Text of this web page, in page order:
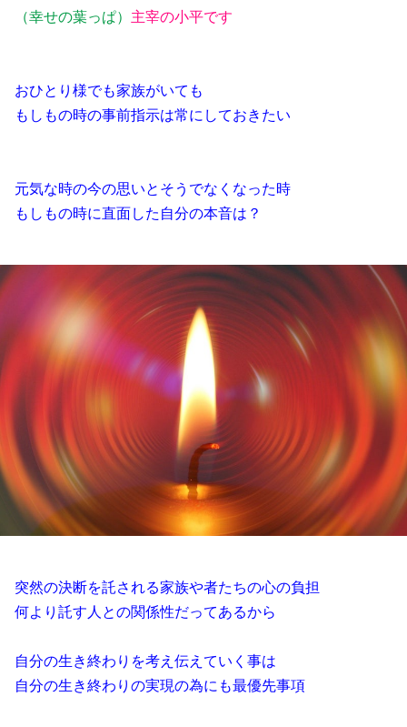
（幸せの葉っぱ） 主宰の小平です
おひとり様でも家族がいても
もしもの時の事前指示は常にしておきたい
元気な時の今の思いとそうでなくなった時
もしもの時に直面した自分の本音は？
突然の決断を託される家族や者たちの心の負担
何より託す人との関係性だってあるから
自分の生き終わりを考え伝えていく事は
自分の生き終わりの実現の為にも最優先事項